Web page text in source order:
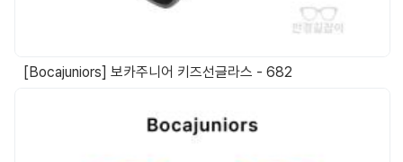
[Bocajuniors] 보카주니어 키즈선글라스 - 682